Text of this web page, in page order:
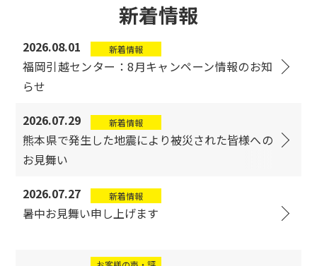
新着情報
2026.08.01 新着情報
福岡引越センター：8月キャンペーン情報のお知
らせ
2026.07.29
新着情報
熊本県で発生した地震により被災された皆様への
お見舞い
2026.07.27
新着情報
暑中お見舞い申し上げます